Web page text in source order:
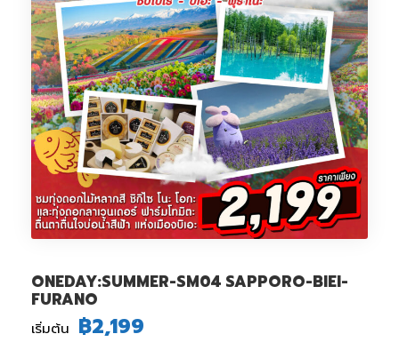
ONEDAY:SUMMER-SM04 SAPPORO-BIEI-
FURANO
เริ่มต้น ฿2,199